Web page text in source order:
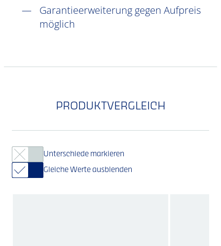
Garantieerweiterung gegen Aufpreis
möglich
PRODUKTVERGLEICH
Unterschiede markieren
Gleiche Werte ausblenden